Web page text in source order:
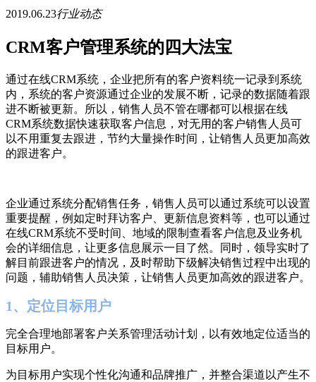
2019.06.23行业动态
CRM客户管理系统的四大法宝
通过在线CRM系统，企业把所有的客户资料统一记录到系统
内，系统的客户资源通过企业的发展不断，记录的数据随着跟
进不断被更新。所以，销售人员不管在哪都可以根据在线
CRM系统数据快速获取客户信息，对无用的客户销售人员可
以不用重复去跟进，节约大量操作时间，让销售人员更加高效
的跟进客户。
企业通过系统分配销售任务，销售人员可以通过系统可以设置
重要提醒，例如定时拜访客户、更新信息资料等，也可以通过
在线CRM系统不受时间、地域的限制查看客户信息及业务机
会的详细信息，让更多信息展示一目了然。同时，领导实时了
解目前跟进客户的情况，及时帮助下级解决销售过程中出现的
问题，辅助销售人员决策，让销售人员更加高效的跟进客户。
1、定位目标用户
完全合理地部署客户关系管理活动计划，以有效地定位适当的
目标用户。
为目标用户实现个性化沟通和品牌推广，并整合渠道以产生不